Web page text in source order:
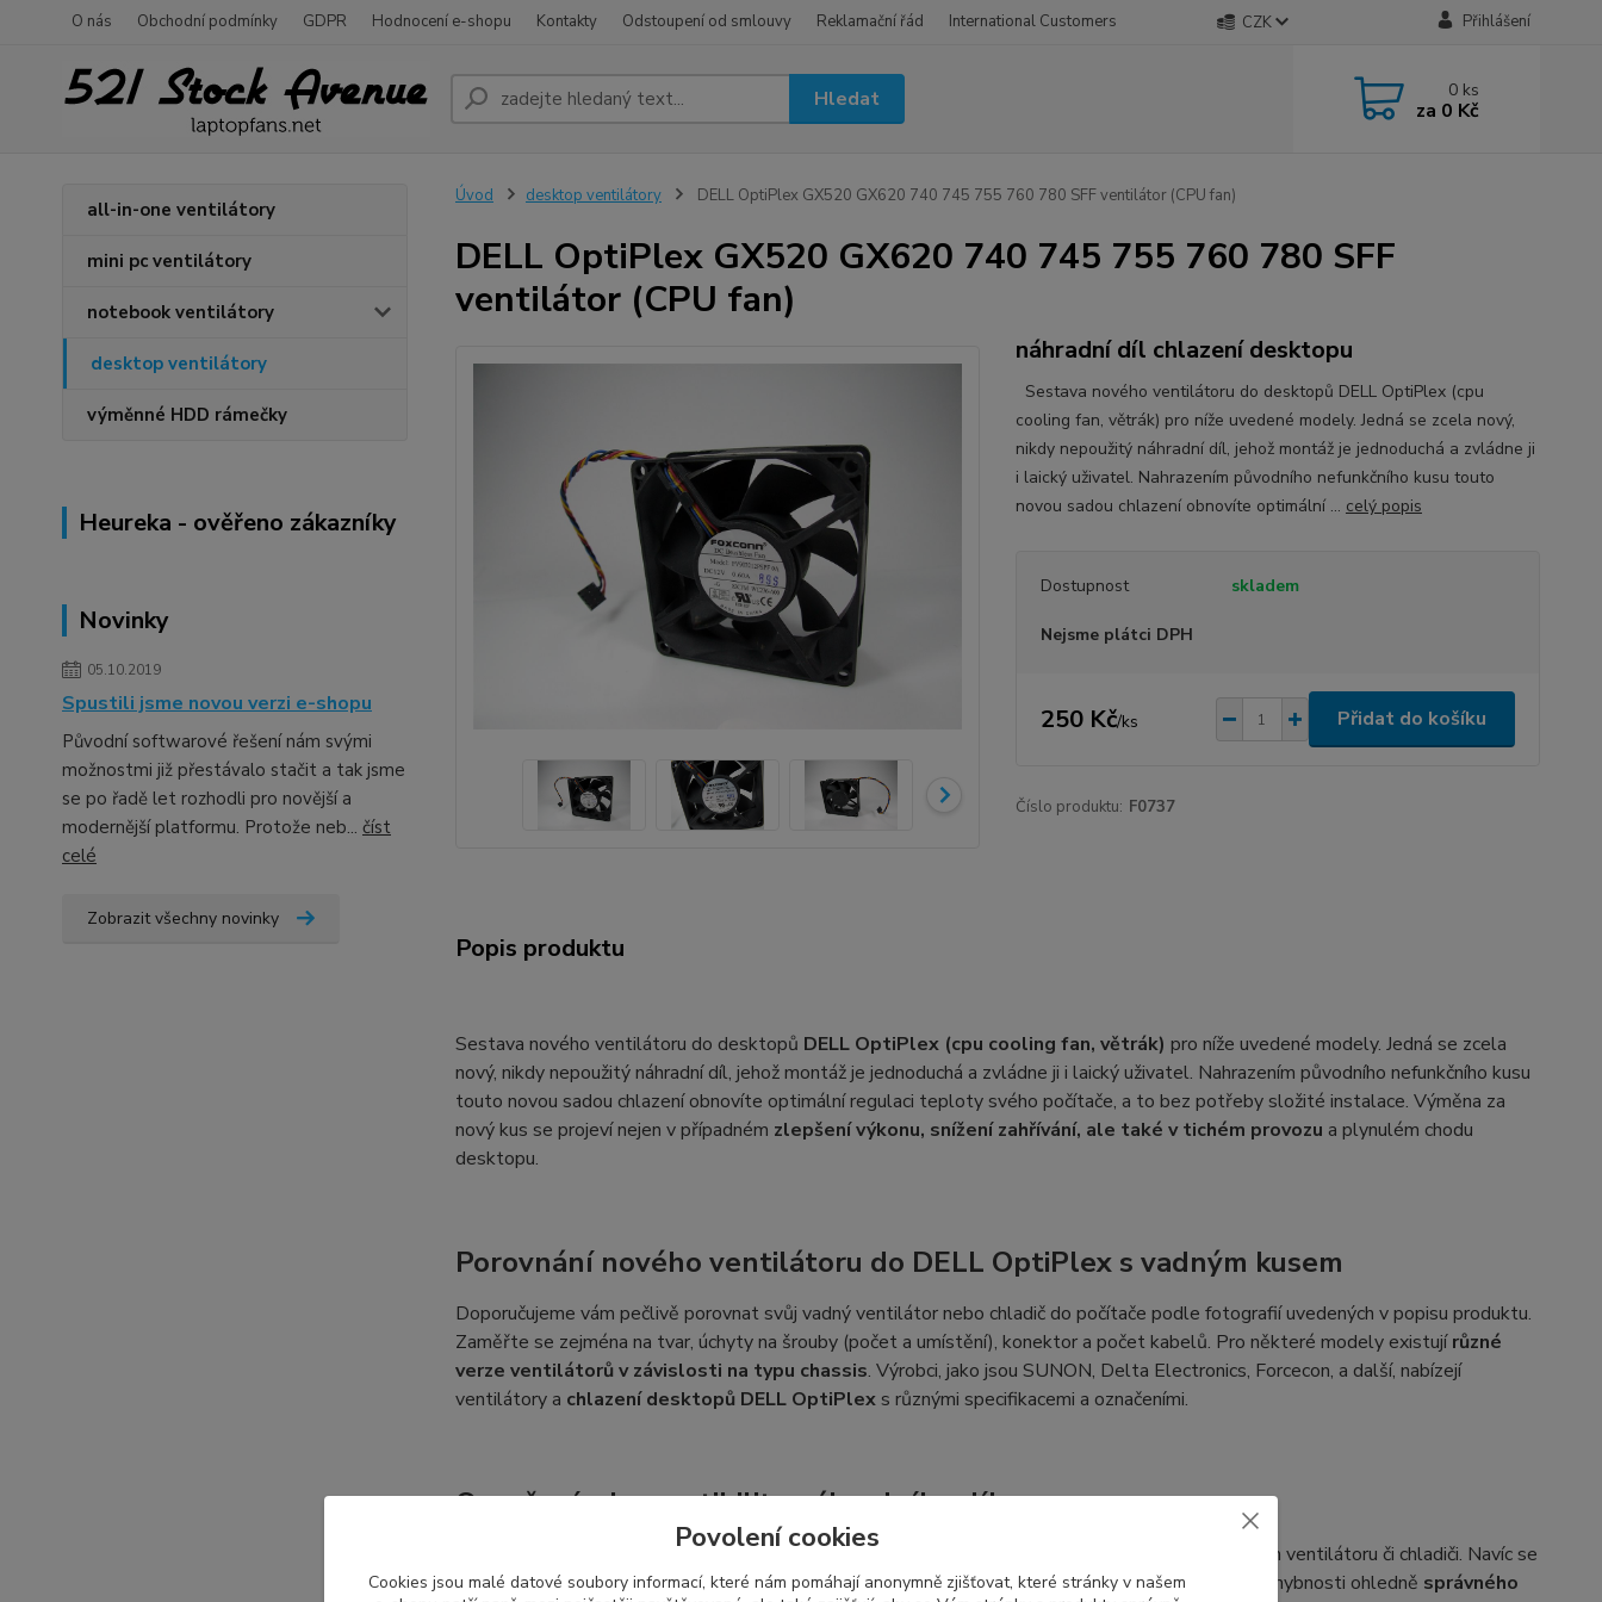
O nás Obchodní podmínky GDPR Hodnocení e-shopu Kontakty Odstoupení od smlouvy Reklamační řád International Customers CZK Přihlášení
Hledat 0 ks
za 0 Kč
all-in-one ventilátory
mini pc ventilátory
notebook ventilátory
desktop ventilátory
výměnné HDD rámečky
Novinky
05.10.2019
Spustili jsme novou verzi e-shopu
Původní softwarové řešení nám svými
možnostmi již přestávalo stačit a tak jsme
se po řadě let rozhodli pro novější a
modernější platformu. Protože neb... číst
celé
Zobrazit všechny novinky
Heureka - ověřeno zákazníky
Úvod desktop ventilátory DELL OptiPlex GX520 GX620 740 745 755 760 780 SFF ventilátor (CPU fan)
DELL OptiPlex GX520 GX620 740 745 755 760 780 SFF
ventilátor (CPU fan)
náhradní díl chlazení desktopu
Sestava nového ventilátoru do desktopů DELL OptiPlex (cpu
cooling fan, větrák) pro níže uvedené modely. Jedná se zcela nový,
nikdy nepoužitý náhradní díl, jehož montáž je jednoduchá a zvládne ji
i laický uživatel. Nahrazením původního nefunkčního kusu touto
novou sadou chlazení obnovíte optimální ... celý popis
Dostupnost skladem
Nejsme plátci DPH
250 Kč/ks Přidat do košíku
Číslo produktu: F0737
Popis produktu
Sestava nového ventilátoru do desktopů DELL OptiPlex (cpu cooling fan, větrák) pro níže uvedené modely. Jedná se zcela
nový, nikdy nepoužitý náhradní díl, jehož montáž je jednoduchá a zvládne ji i laický uživatel. Nahrazením původního nefunkčního kusu
touto novou sadou chlazení obnovíte optimální regulaci teploty svého počítače, a to bez potřeby složité instalace. Výměna za
nový kus se projeví nejen v případném zlepšení výkonu, snížení zahřívání, ale také v tichém provozu a plynulém chodu
desktopu.
Porovnání nového ventilátoru do DELL OptiPlex s vadným kusem
Doporučujeme vám pečlivě porovnat svůj vadný ventilátor nebo chladič do počítače podle fotografií uvedených v popisu produktu.
Zaměřte se zejména na tvar, úchyty na šrouby (počet a umístění), konektor a počet kabelů. Pro některé modely existujírůzné
verze ventilátorů v závislosti na typu chassis. Výrobci, jako jsou SUNON, Delta Electronics, Forcecon, a další, nabízejí
ventilátory a chlazení desktopů DELL OptiPlexs různými specifikacemi a označeními.
Označení a kompatibilita náhradního dílu
Každý výrobce používá své vlastní označení, což se nemusí shodovat s označením na vašem vadném ventilátoru či chladiči. Navíc se
označení může změnit a používat se pro více druhů ventilátorů s tímto označením. Pokud máte pochybnosti ohledně správného
Povolení cookies
Cookies jsou malé datové soubory informací, které nám pomáhají anonymně zjišťovat, které stránky v našem